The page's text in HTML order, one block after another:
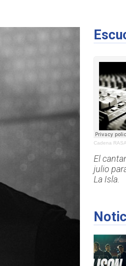
Cadena RASA
El
julio
La Isla.